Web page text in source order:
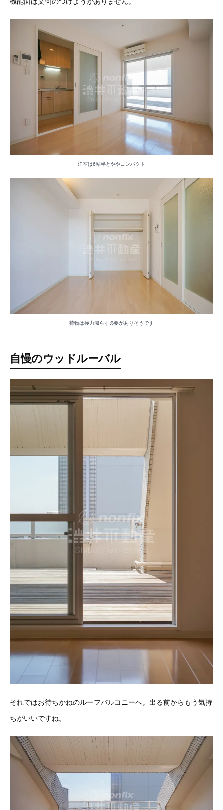
洋室は6帖半とややコンパクト
荷物は極力減らす必要がありそうです
自慢のウッドルーバル
それではお待ちかねのルーフバルコニーへ。出る前からもう気持
ちがいいですね。